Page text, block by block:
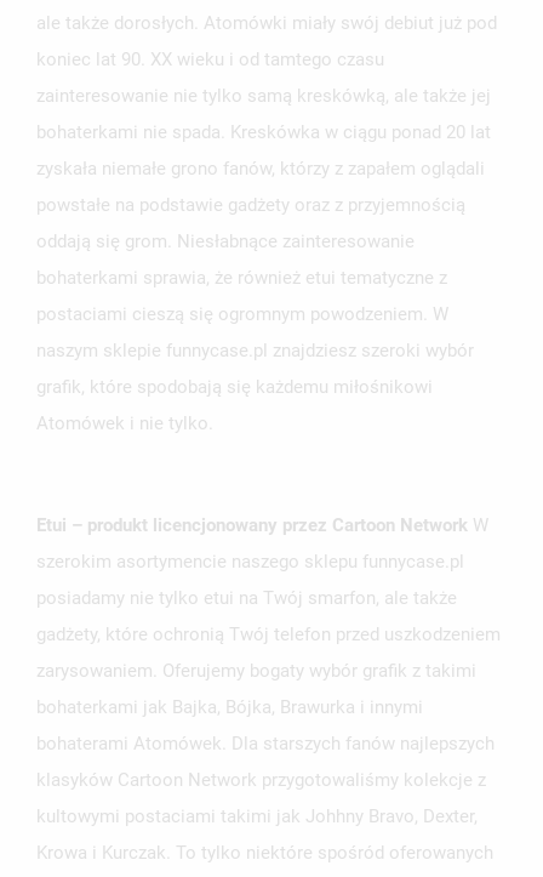
ale także dorosłych. Atomówki miały swój debiut już pod
koniec lat 90. XX wieku i od tamtego czasu
zainteresowanie nie tylko samą kreskówką, ale także jej
bohaterkami nie spada. Kreskówka w ciągu ponad 20 lat
zyskała niemałe grono fanów, którzy z zapałem oglądali
powstałe na podstawie gadżety oraz z przyjemnością
oddają się grom. Niesłabnące zainteresowanie
bohaterkami sprawia, że również etui tematyczne z
postaciami cieszą się ogromnym powodzeniem. W
naszym sklepie funnycase.pl znajdziesz szeroki wybór
grafik, które spodobają się każdemu miłośnikowi
Atomówek i nie tylko.
Etui – produkt licencjonowany przez Cartoon Network W
szerokim asortymencie naszego sklepu funnycase.pl
posiadamy nie tylko etui na Twój smarfon, ale także
gadżety, które ochronią Twój telefon przed uszkodzeniem
zarysowaniem. Oferujemy bogaty wybór grafik z takimi
bohaterkami jak Bajka, Bójka, Brawurka i innymi
bohaterami Atomówek. Dla starszych fanów najlepszych
klasyków Cartoon Network przygotowaliśmy kolekcje z
kultowymi postaciami takimi jak Johhny Bravo, Dexter,
Krowa i Kurczak. To tylko niektóre spośród oferowanych
MOJE LISTY ŻYCZEŃ
add_circle_outline UTWÓRZ NOWĄ LISTĘ
UTWÓRZ LISTĘ ŻYCZEŃ
NAZWA LISTY ŻYCZEŃ
ANULUJ
ZALOGUJ SIĘ
MUSISZ BYĆ ZALOGOWANY BY ZAPISAĆ PRODUKTY NA
SWOJEJ LIŚCIE ŻYCZEŃ.
ANULUJ ZALOGUJ SIĘ